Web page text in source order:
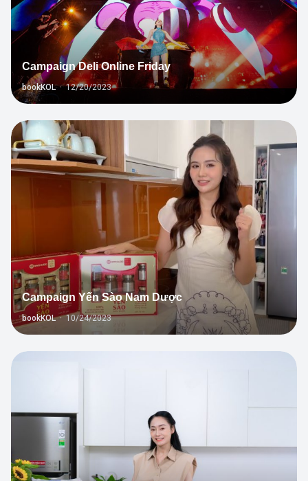
Campaign Deli Online Friday
bookKOL · 12/20/2023
7
Campaign Yến Sào Nam Dược
bookKOL · 10/24/2023